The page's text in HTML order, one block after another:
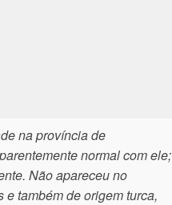
na província de
normal com ele;
Não apareceu no
também de origem turca,